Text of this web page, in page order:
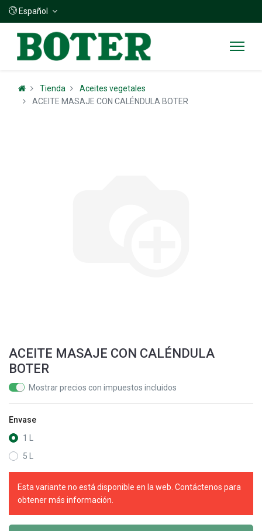
Español
Tienda
Aceites vegetales
ACEITE MASAJE CON CALÉNDULA BOTER
ACEITE MASAJE CON CALÉNDULA
BOTER
Mostrar precios con impuestos incluidos
Envase
1 L
5 L
Esta variante no está disponible en la web. Contáctenos para
obtener más información.